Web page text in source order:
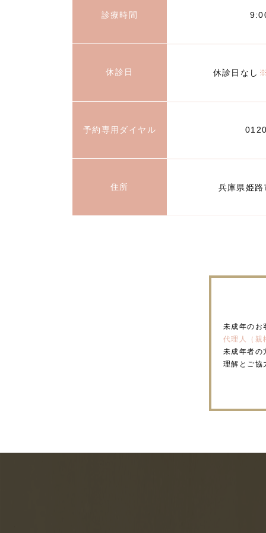
診療時間
休診日 休診日なし
予約専用ダイヤル
住所 兵庫県姫
未成年のお
代理人（親
未成年者の
理解とご協